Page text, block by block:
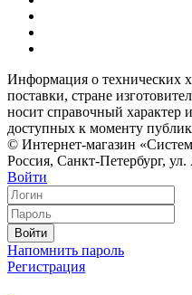
Информация о технических
поставки, стране
носит справочный характер
доступных к моменту
© Интернет-магазин
Россия, Санкт-Петербург, ул.
Войти
Войти
Напомнить пароль
Регистрация